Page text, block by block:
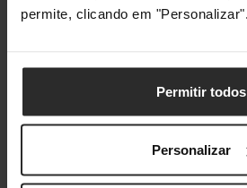
permite, clicando em "Personalizar".
Permitir todos
Personalizar